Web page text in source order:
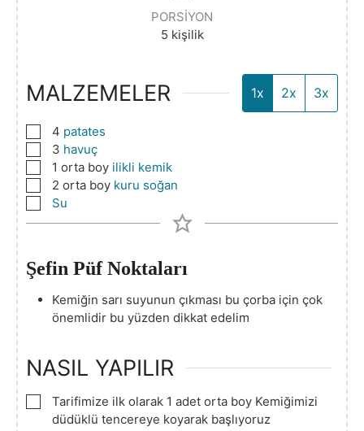
PORSIYON
5 kişilik
MALZEMELER 1x 2x 3x
▢
4 patates
▢
3 havuç
▢1 orta boy ilikli kemik
▢
2 orta boy kuru soğan
▢
Su
Şefin Püf Noktaları
Kemiğin sarı suyunun çıkması bu çorba için çok
önemlidir bu yüzden dikkat edelim
NASIL YAPILIR
▢
Tarifimize ilk olarak 1 adet orta boy Kemiğimizi
düdüklü tencereye koyarak başlıyoruz